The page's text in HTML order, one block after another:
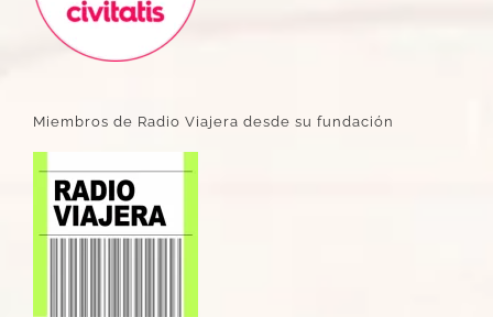
Miembros de Radio Viajera desde su fundación